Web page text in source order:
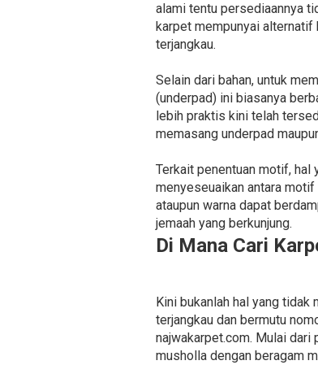
alami tentu persediaannya
karpet mempunyai
terjangkau.
Selain dari bahan, untuk
(underpad) ini biasanya
lebih praktis kini telah
memasang underpad
Terkait penentuan motif, hal
menyeseuaikan antara
ataupun warna dapat
jemaah yang berkunjung.
Di Mana Cari
Kini bukanlah hal yang
terjangkau dan bermutu
najwakarpet.com. Mulai dari
musholla dengan beragam